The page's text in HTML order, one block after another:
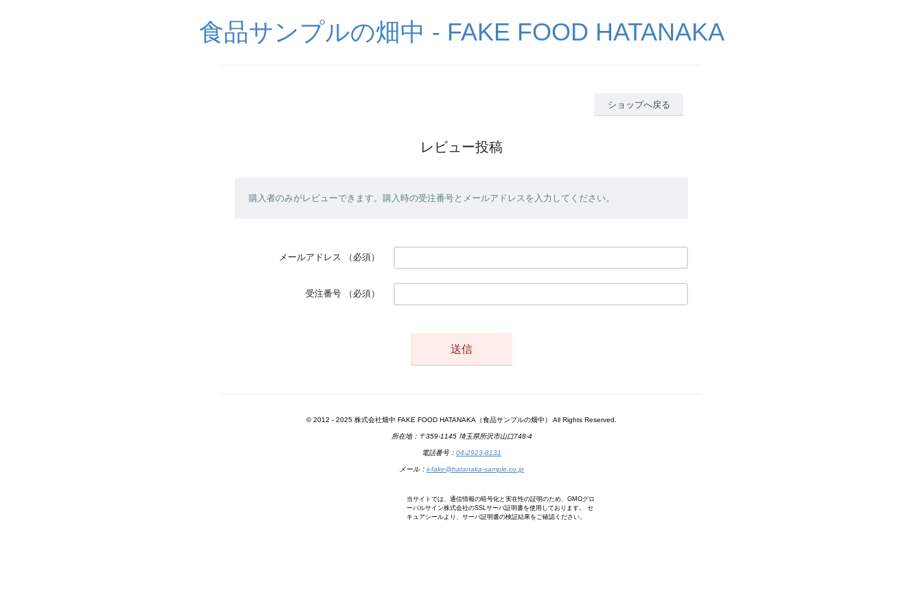
食品サンプルの畑中 - FAKE FOOD HATANAKA
ショップへ戻る
レビュー投稿
購入者のみがレビューできます。購入時の受注番号とメールアドレスを入力してください。
メールアドレス （必須）
受注番号 （必須）
© 2012 - 2025 株式会社畑中 FAKE FOOD HATANAKA（食品サンプルの畑中） All Rights Reserved.
所在地：〒359-1145 埼玉県所沢市山口748-4
電話番号： 04-2923-8131
メール： ii-fake@hatanaka-sample.co.jp
当サイトでは、通信情報の暗号化と実在性の証明のため、GMOグロ
ーバルサイン株式会社のSSLサーバ証明書を使用しております。 セ
キュアシールより、サーバ証明書の検証結果をご確認ください。